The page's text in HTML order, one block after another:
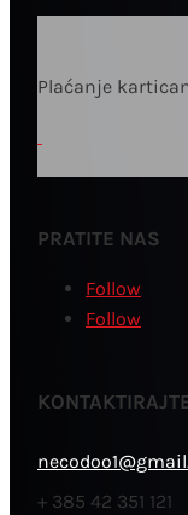
Plaćanje
PRATITE NAS
Follow
Follow
+ 385 42 351 121